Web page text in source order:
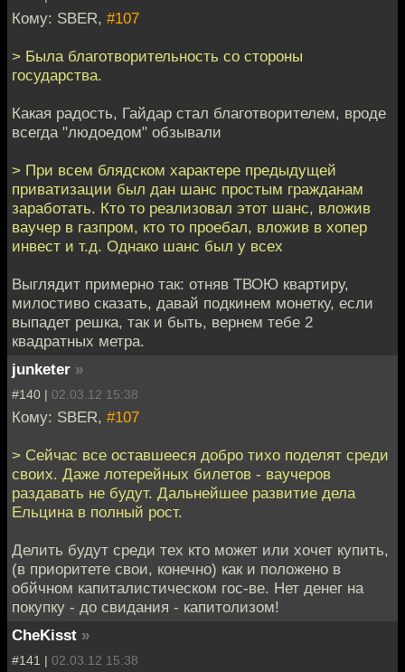
Кому: SBER, #107
> Была благотворительность со стороны
государства.
Какая радость, Гайдар стал благотворителем, вроде
всегда "людоедом" обзывали
> При всем блядском характере предыдущей
приватизации был дан шанс простым гражданам
заработать. Кто то реализовал этот шанс, вложив
ваучер в газпром, кто то проебал, вложив в хопер
инвест и т.д. Однако шанс был у всех
Выглядит примерно так: отняв ТВОЮ квартиру,
милостиво сказать, давай подкинем монетку, если
выпадет решка, так и быть, вернем тебе 2
квадратных метра.
junketer »
#140 | 02.03.12 15:38
Кому: SBER, #107
> Сейчас все оставшееся добро тихо поделят среди
своих. Даже лотерейных билетов - ваучеров
раздавать не будут. Дальнейшее развитие дела
Ельцина в полный рост.
Делить будут среди тех кто может или хочет купить,
(в приоритете свои, конечно) как и положено в
обйчном капиталистическом гос-ве. Нет денег на
покупку - до свидания - капитолизом!
CheKisst »
#141 | 02.03.12 15:38